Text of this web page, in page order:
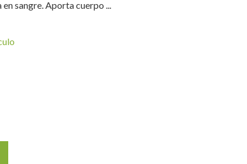
sangre. Aporta cuerpo ...